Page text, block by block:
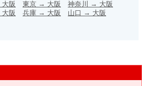
大阪 東京 → 大阪 神奈川 → 大阪
大阪 兵庫 → 大阪 山口 → 大阪